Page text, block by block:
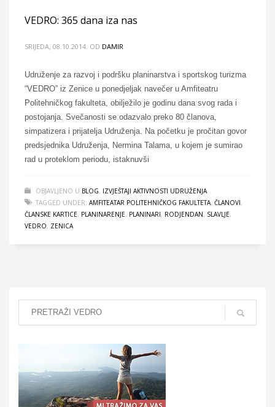
VEDRO: 365 dana iza nas
SRIJEDA, 08.10.2014. OD DAMIR
Udruženje za razvoj i podršku planinarstva i sportskog turizma
“VEDRO” iz Zenice u ponedjeljak navečer u Amfiteatru
Politehničkog fakulteta, obilježilo je godinu dana svog rada i
postojanja. Svečanosti se odazvalo preko 80 članova,
simpatizera i prijatelja Udruženja. Na početku je pročitan govor
predsjednika Udruženja, Nermina Talama, u kojem je sumirao
rad u proteklom periodu, istaknuvši
OBJAVLJENO U BLOG, IZVJEŠTAJI AKTIVNOSTI UDRUŽENJA
TAGGED UNDER: AMFITEATAR POLITEHNIČKOG FAKULTETA, ČLANOVI,
ČLANSKE KARTICE, PLANINARENJE, PLANINARI, RODJENDAN, SLAVLJE,
VEDRO, ZENICA